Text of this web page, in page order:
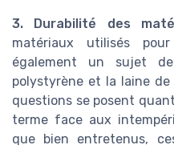
3. Durabilité des
matériaux utilisés
également un sujet
polystyrène et la laine
questions se posent
terme face aux
que bien entretenus,